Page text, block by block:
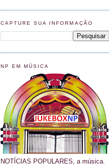
CAPTURE SUA INFORMAÇÃO
NP EM MÚSICA
NOTÍCIAS POPULARES, a música.